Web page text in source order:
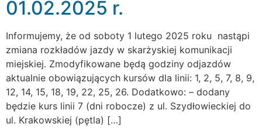
01.02.2025 r.
Informujemy, że od soboty 1 lutego 2025 roku nastąpi
zmiana rozkładów jazdy w skarżyskiej komunikacji
miejskiej. Zmodyfikowane będą godziny odjazdów
aktualnie obowiązujących kursów dla linii: 1, 2, 5, 7, 8, 9,
12, 14, 15, 18, 19, 22, 25, 26. Dodatkowo: – dodany
będzie kurs linii 7 (dni robocze) z ul. Szydłowieckiej do
ul. Krakowskiej (pętla) […]